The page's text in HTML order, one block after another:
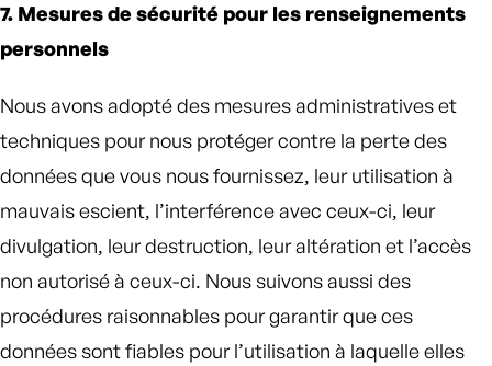
7. Mesures de sécurité pour les renseignements
personnels
Nous avons adopté des mesures administratives et
techniques pour nous protéger contre la perte des
données que vous nous fournissez, leur utilisation à
mauvais escient, l’interférence avec ceux-ci, leur
divulgation, leur destruction, leur altération et l’accès
non autorisé à ceux-ci. Nous suivons aussi des
procédures raisonnables pour garantir que ces
données sont fiables pour l’utilisation à laquelle elles